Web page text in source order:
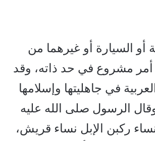
أو السيارة أو غيرهما من
أمر مشروع في حد ذاته، وقد
في جاهليتها وإسلامها
الرسول صلى الله عليه
ركبن الإبل نساء قريش،